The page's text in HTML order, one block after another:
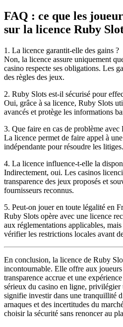
FAQ : ce que les
sur la licence Ruby
1. La licence garantit-elle des gains ?
Non, la licence assure uniquement
casino respecte ses obligations. Les
des règles des jeux.
2. Ruby Slots est-il sécurisé pour
Oui, grâce à sa licence, Ruby Slots
avancés et protège les informations
3. Que faire en cas de problème avec
La licence permet de faire appel à
indépendante pour résoudre les litiges.
4. La licence influence-t-elle la
Indirectement, oui. Les casinos
transparence des jeux proposés et
fournisseurs reconnus.
5. Peut-on jouer en toute légalité en
Ruby Slots opère avec une licence
aux réglementations applicables,
vérifier les restrictions locales avant
En conclusion, la licence de Ruby
incontournable. Elle offre aux
transparence accrue et une
sérieux du casino en ligne, privilégier
signifie investir dans une tranquillité
arnaques et des incertitudes du
choisir la sécurité sans renoncer au